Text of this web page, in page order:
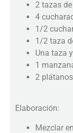
2 tazas
4
1/2
1/2 taza
Una taza
1
2
Elaboración:
Mezclar